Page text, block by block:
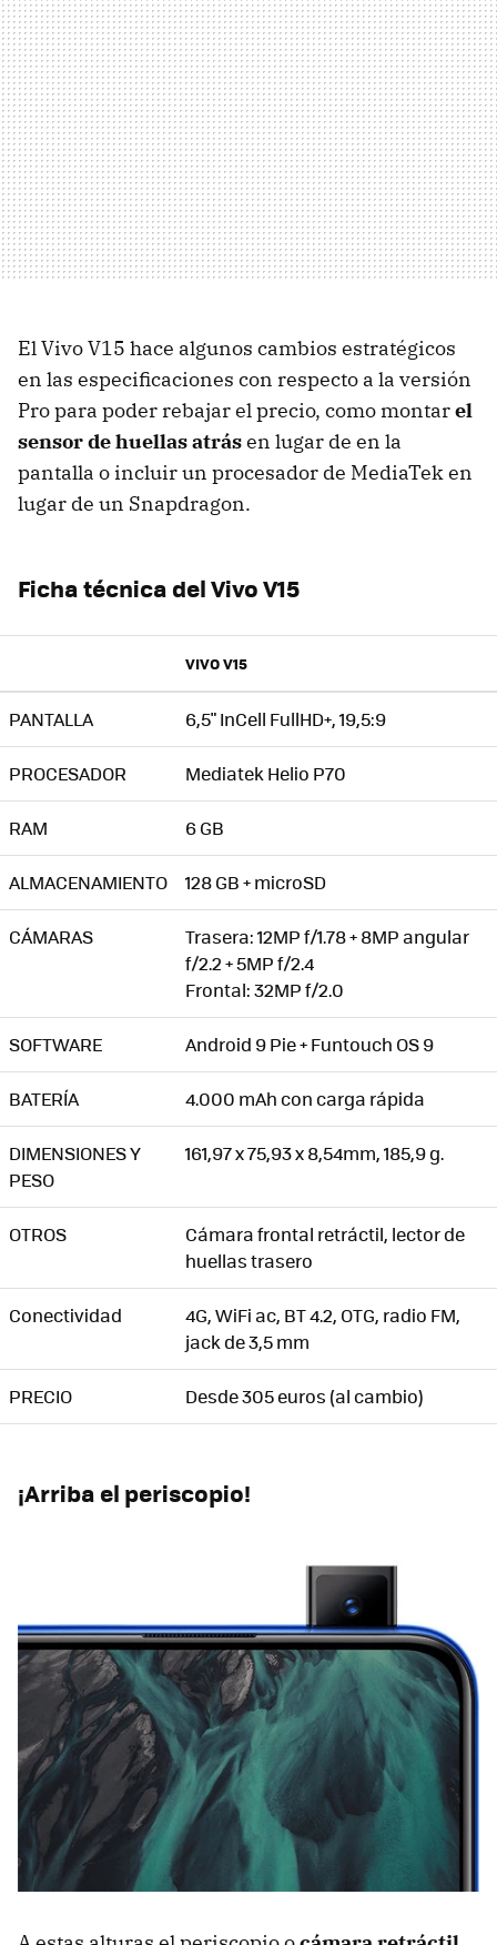
El Vivo V15 hace algunos cambios estratégicos
en las especificaciones con respecto a la versión
Pro para poder rebajar el precio, como montarel
sensor de huellas atrásen lugar de en la
pantalla o incluir un procesador de MediaTek en
lugar de un Snapdragon.
Ficha técnica del Vivo V15
VIVO V15
PANTALLA 6,5" InCell FullHD+, 19,5:9
PROCESADOR Mediatek Helio P70
RAM 6 GB
ALMACENAMIENTO 128 GB + microSD
CÁMARAS
Trasera: 12MP f/1.78 + 8MP angular
f/2.2 + 5MP f/2.4
Frontal: 32MP f/2.0
SOFTWARE Android 9 Pie + Funtouch OS 9
BATERÍA 4.000 mAh con carga rápida
DIMENSIONES Y
PESO
161,97 x 75,93 x 8,54mm, 185,9 g.
OTROS
Cámara frontal retráctil, lector de
huellas trasero
Conectividad
4G, WiFi ac, BT 4.2, OTG, radio FM,
jack de 3,5 mm
PRECIO Desde 305 euros (al cambio)
¡Arriba el periscopio!